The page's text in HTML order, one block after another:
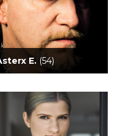
E. (54)